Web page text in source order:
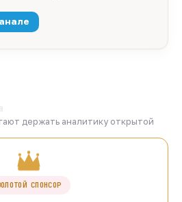
держать аналитику открытой
СПОНСОР